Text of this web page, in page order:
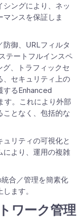
ングにより、ネッ
マンスを保証しま
防御、URLフィルタ
テートフルインスペ
、トラフィックセ
、セキュリティ上の
するEnhanced
す。これにより外部
ことなく、包括的な
リティの可視化と
により、運用の複雑
合／管理を簡素化
ます。
ワーク管理